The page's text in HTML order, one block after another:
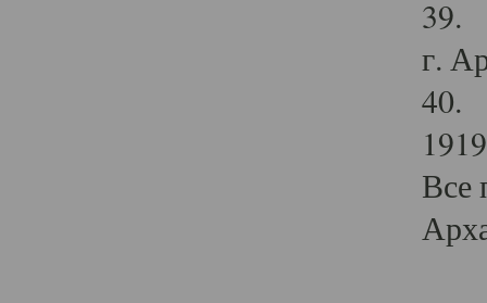
39.
г.
40.
Все